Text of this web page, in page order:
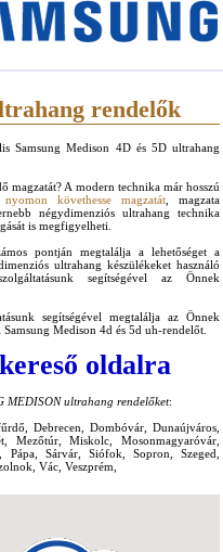
rendelők
Samsung Medison 4D és 5D ultrahang
magzatát? A modern technika már hosszú
nyomon követhesse magzatát , magzata
négydimenziós ultrahang technika
is megfigyelheti.
pontján megtalálja a lehetőséget a
ultrahang készülékeket használó
segítségével az Önnek
segítségével megtalálja az Önnek
Medison 4d és 5d uh-rendelőt.
oldalra
MEDISON ultrahang rendelőket:
Debrecen, Dombóvár, Dunaújváros,
Mezőtúr, Miskolc, Mosonmagyaróvár,
Pápa, Sárvár, Siófok, Sopron, Szeged,
Vác, Veszprém,